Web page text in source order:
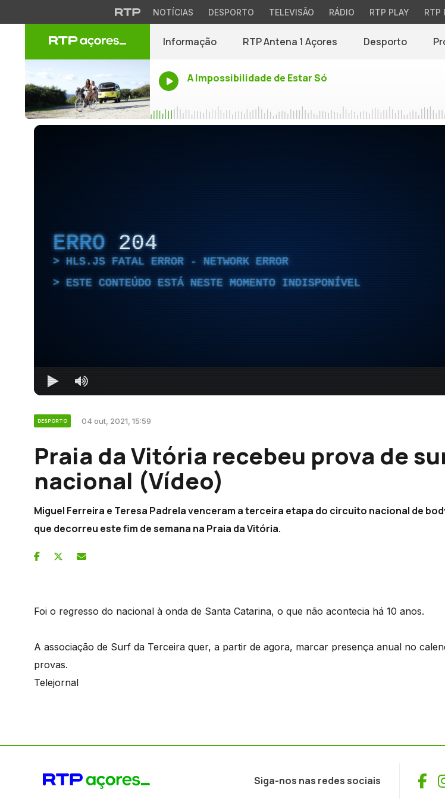
NOTÍCIAS DESPORTO TELEVISÃO RÁDIO RTP PLAY RTP
Informação RTP Antena 1 Açores Desporto
A Impossibilidade de Estar Só
ERRO 204
HLS.JS FATAL ERROR - NETWORK ERROR
ESTE CONTEÚDO ESTÁ NESTE MOMENTO INDISPONÍVEL
DESPORTO 04 out, 2021, 15:59
Praia da Vitória recebeu prova de
nacional (Vídeo)
Miguel Ferreira e Teresa Padrela venceram a terceira etapa do circuito nacional de
que decorreu este fim de semana na Praia da Vitória.
Foi o regresso do nacional à onda de Santa Catarina, o que não acontecia há 10 anos.
A associação de Surf da Terceira quer, a partir de agora, marcar presença anual no
provas.
Telejornal
Siga-nos nas redes sociais